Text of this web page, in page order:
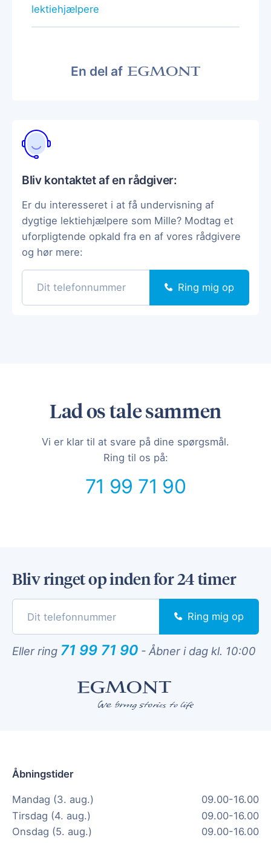
lektiehjælpere
En del af
Bliv kontaktet af en rådgiver:
Er du interesseret i at få undervisning af
dygtige lektiehjælpere som Mille? Modtag et
uforpligtende opkald fra en af vores rådgivere
og hør mere:
Ring mig op
Lad os tale sammen
Vi er klar til at svare på dine spørgsmål.
Ring til os på:
71 99 71 90
Bliv ringet op inden for 24 timer
Ring mig op
Eller ring 71 99 71 90 - Åbner i dag kl. 10:00
Åbningstider
Mandag (3. aug.)
09.00-16.00
Tirsdag (4. aug.)
09.00-16.00
Onsdag (5. aug.)
09.00-16.00